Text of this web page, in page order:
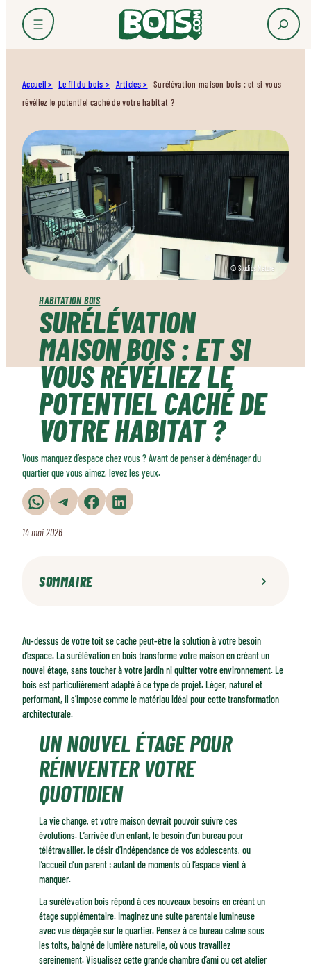
Accueil Le fil du bois Articles
Surélévation maison bois : et si vous
révéliez le potentiel caché de votre habitat ?
© Studios Nature
HABITATION BOIS
SURÉLÉVATION
MAISON BOIS : ET SI
VOUS RÉVÉLIEZ LE
POTENTIEL CACHÉ DE
VOTRE HABITAT ?
Vous manquez d’espace chez vous ? Avant de penser à déménager du
quartier que vous aimez, levez les yeux.
Partager sur WhatsApp Partager sur Telegram Partager sur Facebook Partager sur LinkedIn
14 mai 2026
SOMMAIRE
Une maîtrise des coûts et des délais grâce à la conception et à la
préfabrication
Un chantier rapide et sec qui préserve votre quotidien
Un savoir-faire français éprouvé et fiable
Une qualité de vie transformée par la lumière
Un confort quotidien grâce aux propriétés du bois
Un geste concret pour l'environnement
Au-dessus de votre toit se cache peut-être la solution à votre besoin
d’espace. La surélévation en bois transforme votre maison en créant un
nouvel étage, sans toucher à votre jardin ni quitter votre environnement. Le
bois est particulièrement adapté à ce type de projet. Léger, naturel et
performant, il s’impose comme le matériau idéal pour cette transformation
architecturale.
UN NOUVEL ÉTAGE POUR
RÉINVENTER VOTRE
QUOTIDIEN
La vie change, et votre maison devrait pouvoir suivre ces
évolutions. L’arrivée d’un enfant, le besoin d’un bureau pour
télétravailler, le désir d’indépendance de vos adolescents, ou
l’accueil d’un parent : autant de moments où l’espace vient à
manquer.
La surélévation bois répond à ces nouveaux besoins en créant un
étage supplémentaire. Imaginez une suite parentale lumineuse
avec vue dégagée sur le quartier. Pensez à ce bureau calme sous
les toits, baigné de lumière naturelle, où vous travaillez
sereinement. Visualisez cette grande chambre d’ami ou cet atelier